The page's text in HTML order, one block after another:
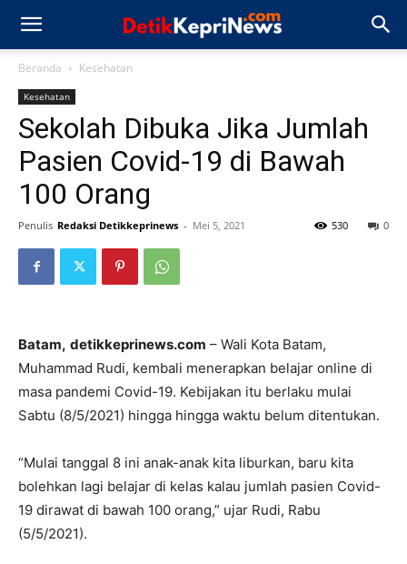
Beranda Kesehatan
Kesehatan
Sekolah Dibuka Jika Jumlah
Pasien Covid-19 di Bawah
100 Orang
Penulis Redaksi Detikkeprinews - Mei 5, 2021 0
530
Batam, detikkeprinews.com – Wali Kota Batam,
Muhammad Rudi, kembali menerapkan belajar online di
masa pandemi Covid-19. Kebijakan itu berlaku mulai
Sabtu (8/5/2021) hingga hingga waktu belum ditentukan.
“Mulai tanggal 8 ini anak-anak kita liburkan, baru kita
bolehkan lagi belajar di kelas kalau jumlah pasien Covid-
19 dirawat di bawah 100 orang,” ujar Rudi, Rabu
(5/5/2021).